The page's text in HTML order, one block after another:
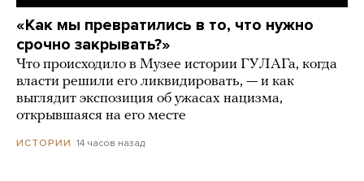
«Как мы превратились в то, что нужно
срочно закрывать?»
Что происходило в Музее истории ГУЛАГа, когда
власти решили его ликвидировать, — и как
выглядит экспозиция об ужасах нацизма,
открывшаяся на его месте
ИСТОРИИ 14 часов назад